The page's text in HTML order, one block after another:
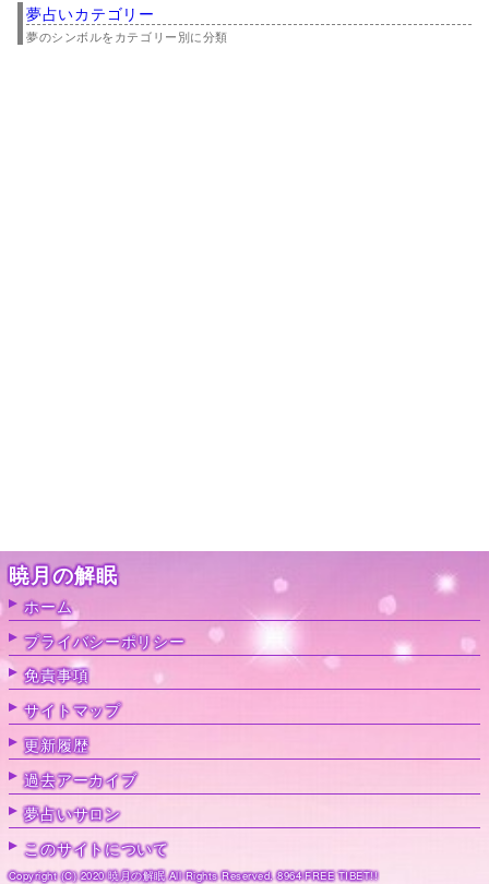
夢占いカテゴリー
夢のシンボルをカテゴリー別に分類
暁月の解眠
ホーム
プライバシーポリシー
免責事項
サイトマップ
更新履歴
過去アーカイブ
夢占いサロン
このサイトについて
Copyright (C) 2020 暁月の解眠 All Rights Reserved. 8964 FREE TIBET!!